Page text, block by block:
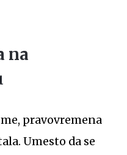
na
pravovremena
Umesto da se